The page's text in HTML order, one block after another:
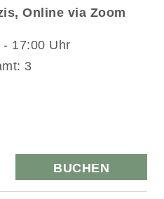
Online via Zoom
- 17:00 Uhr
3
BUCHEN